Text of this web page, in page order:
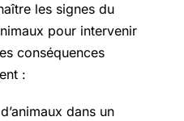
les signes du
pour intervenir
conséquences
:
dans un